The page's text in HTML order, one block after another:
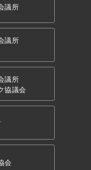
議所
議所
議所
協議会
会